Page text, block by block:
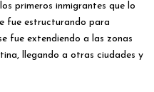
primeros inmigrantes que lo
fue estructurando para
fue extendiendo a las zonas
llegando a otras ciudades y